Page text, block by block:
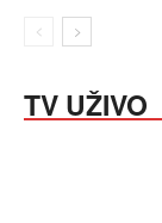
TV UŽIVO